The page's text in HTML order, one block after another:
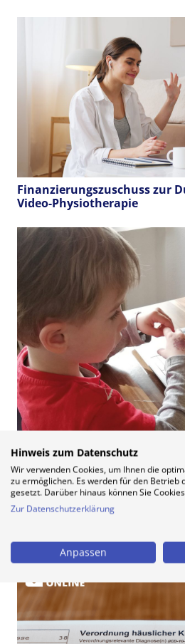
Finanzierungszuschuss zur
Video-Physiotherapie
und Telefon möglich
Hinweis zum Datenschutz
Wir verwenden Cookies, um Ihnen die
zu ermöglichen. Es werden für den Betrieb
gesetzt. Darüber hinaus können Sie
Zur Datenschutzerklärung
Anpassen